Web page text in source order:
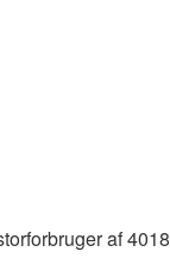
af 4018